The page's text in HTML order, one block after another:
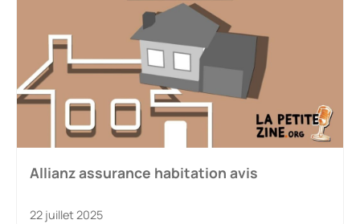
Allianz assurance habitation avis
22 juillet 2025